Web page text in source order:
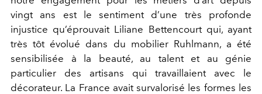
vingt ans est le sentiment d’une très profonde
injustice qu’éprouvait Liliane Bettencourt qui, ayant
très tôt évolué dans du mobilier Ruhlmann, a été
sensibilisée à la beauté, au talent et au génie
particulier des artisans qui travaillaient avec le
décorateur. La France avait survalorisé les formes les